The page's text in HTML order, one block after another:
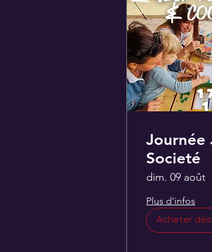
Journée
Societé
dim. 09 août
Plus d'infos
Acheter